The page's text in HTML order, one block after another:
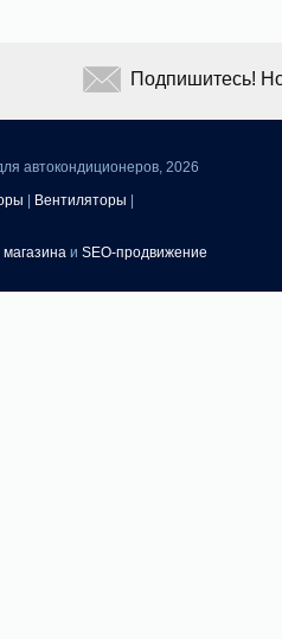
автокондиционеров, 2026
Вентиляторы
и SEO-продвижение
Подпишитесь!